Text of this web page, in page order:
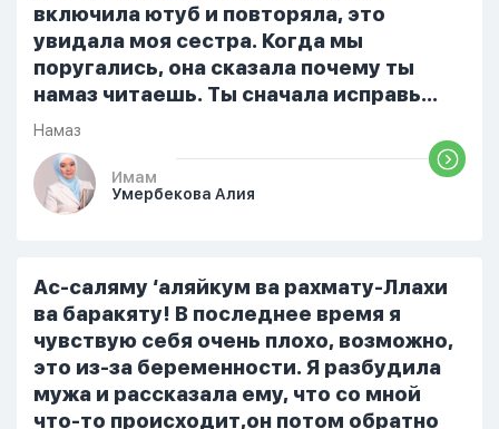
тахаджуд...
включила ютуб и повторяла, это
увидала моя сестра. Когда мы
поругались, она сказала почему ты
намаз читаешь. Ты сначала исправь
себя. После этого я не вставала на
намаз и не видела жайнамаз. Я просто
уже так не могу читать, смотреть . Дуа
я делаю скрытно если делаю дома. Я
От родных же людей.
Намаз
Имам
Умербекова Алия
Ас-саляму ‘аляйкум ва рахмату-Ллахи
ва баракяту! В последнее время я
чувствую себя очень плохо, возможно,
это из-за беременности. Я разбудила
мужа и рассказала ему, что со мной
что-то происходит,он потом обратно